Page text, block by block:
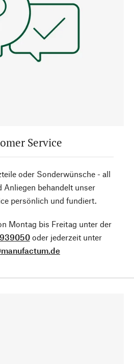
Service
oder Sonderwünsche - all
Anliegen behandelt unser
persönlich und fundiert.
Montag bis Freitag unter der
oder jederzeit unter